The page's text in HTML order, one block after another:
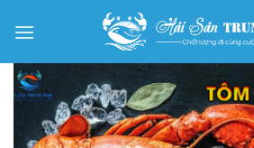
qua
dung